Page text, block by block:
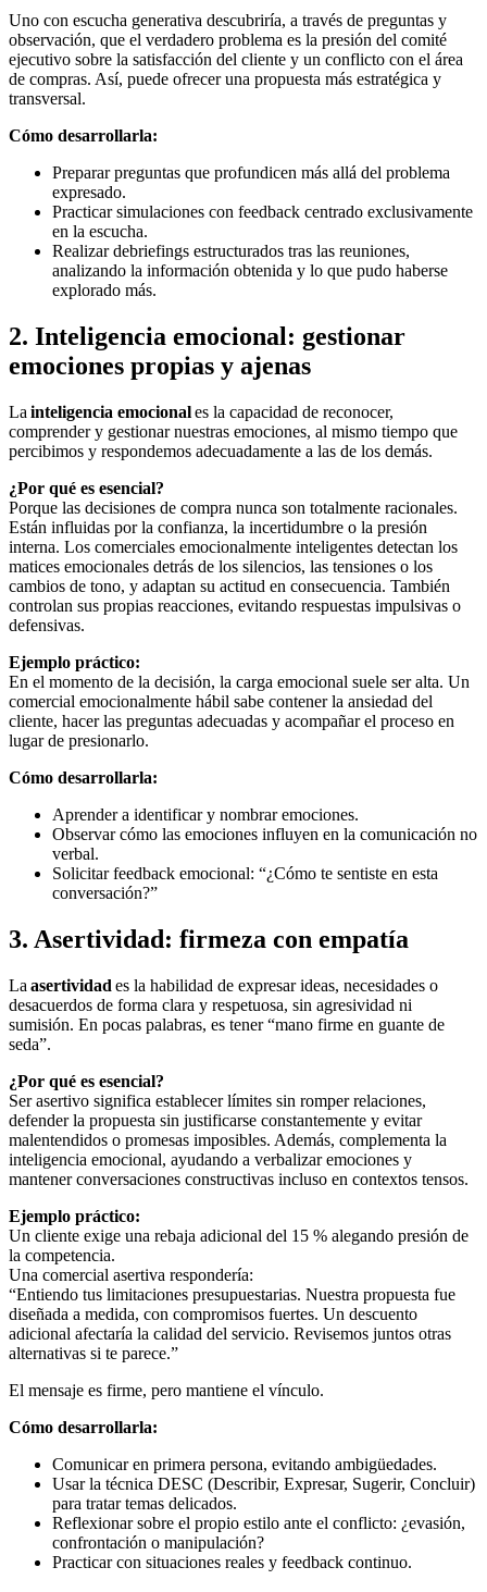
Uno con escucha generativa descubriría, a través de preguntas y
observación, que el verdadero problema es la presión del comité
ejecutivo sobre la satisfacción del cliente y un conflicto con el área
de compras. Así, puede ofrecer una propuesta más estratégica y
transversal.
Cómo desarrollarla:
Preparar preguntas que profundicen más allá del problema
expresado.
Practicar simulaciones con feedback centrado exclusivamente
en la escucha.
Realizar debriefings estructurados tras las reuniones,
analizando la información obtenida y lo que pudo haberse
explorado más.
2. Inteligencia emocional: gestionar
emociones propias y ajenas
La inteligencia emocionales la capacidad de reconocer,
comprender y gestionar nuestras emociones, al mismo tiempo que
percibimos y respondemos adecuadamente a las de los demás.
¿Por qué es esencial?
Porque las decisiones de compra nunca son totalmente racionales.
Están influidas por la confianza, la incertidumbre o la presión
interna. Los comerciales emocionalmente inteligentes detectan los
matices emocionales detrás de los silencios, las tensiones o los
cambios de tono, y adaptan su actitud en consecuencia. También
controlan sus propias reacciones, evitando respuestas impulsivas o
defensivas.
Ejemplo práctico:
En el momento de la decisión, la carga emocional suele ser alta. Un
comercial emocionalmente hábil sabe contener la ansiedad del
cliente, hacer las preguntas adecuadas y acompañar el proceso en
lugar de presionarlo.
Cómo desarrollarla:
Aprender a identificar y nombrar emociones.
Observar cómo las emociones influyen en la comunicación no
verbal.
Solicitar feedback emocional: “¿Cómo te sentiste en esta
conversación?”
3. Asertividad: firmeza con empatía
La asertividad es la habilidad de expresar ideas, necesidades o
desacuerdos de forma clara y respetuosa, sin agresividad ni
sumisión. En pocas palabras, es tener “mano firme en guante de
seda”.
¿Por qué es esencial?
Ser asertivo significa establecer límites sin romper relaciones,
defender la propuesta sin justificarse constantemente y evitar
malentendidos o promesas imposibles. Además, complementa la
inteligencia emocional, ayudando a verbalizar emociones y
mantener conversaciones constructivas incluso en contextos tensos.
Ejemplo práctico:
Un cliente exige una rebaja adicional del 15 % alegando presión de
la competencia.
Una comercial asertiva respondería:
“Entiendo tus limitaciones presupuestarias. Nuestra propuesta fue
diseñada a medida, con compromisos fuertes. Un descuento
adicional afectaría la calidad del servicio. Revisemos juntos otras
alternativas si te parece.”
El mensaje es firme, pero mantiene el vínculo.
Cómo desarrollarla:
Comunicar en primera persona, evitando ambigüedades.
Usar la técnica DESC (Describir, Expresar, Sugerir, Concluir)
para tratar temas delicados.
Reflexionar sobre el propio estilo ante el conflicto: ¿evasión,
confrontación o manipulación?
Practicar con situaciones reales y feedback continuo.